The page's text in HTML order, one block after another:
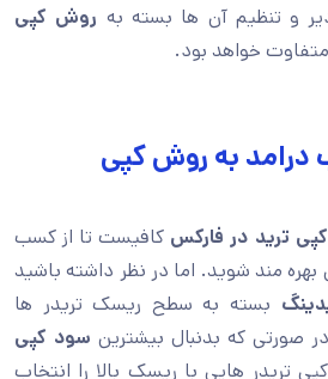
و تنظیم آن ها بسته به روش کپی
خواهد بود.
درامد به روش کپی
ترید در فارکس کافیست تا از کسب
مند شوید. اما در نظر داشته باشید
بسته به سطح ریسک تریدر ها
صورتی که بدنبال بیشترین سود کپی
تریدر هایی با ریسک بالا را انتخاب